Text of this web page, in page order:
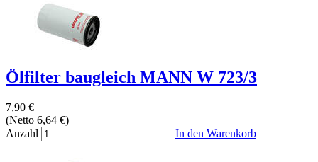
Ölfilter baugleich MANN W 723/3
7,90 €
(Netto 6,64 €)
Anzahl
In den Warenkorb